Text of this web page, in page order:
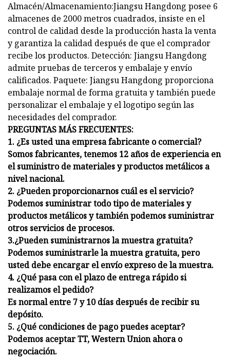
Almacén/Almacenamiento:Jiangsu Hangdong posee 6
almacenes de 2000 metros cuadrados, insiste en el
control de calidad desde la producción hasta la venta
y garantiza la calidad después de que el comprador
recibe los productos. Detección: Jiangsu Hangdong
admite pruebas de terceros y embalaje y envío
calificados. Paquete: Jiangsu Hangdong proporciona
embalaje normal de forma gratuita y también puede
personalizar el embalaje y el logotipo según las
necesidades del comprador.
PREGUNTAS MÁS FRECUENTES:
1. ¿Es usted una empresa fabricante o comercial?
Somos fabricantes, tenemos 12 años de experiencia en
el suministro de materiales y productos metálicos a
nivel nacional.
2. ¿Pueden proporcionarnos cuál es el servicio?
Podemos suministrar todo tipo de materiales y
productos metálicos y también podemos suministrar
otros servicios de procesos.
3.¿Pueden suministrarnos la muestra gratuita?
Podemos suministrarle la muestra gratuita, pero
usted debe encargar el envío expreso de la muestra.
4. ¿Qué pasa con el plazo de entrega rápido si
realizamos el pedido?
Es normal entre 7 y 10 días después de recibir su
depósito.
5. ¿Qué condiciones de pago puedes aceptar?
Podemos aceptar TT, Western Union ahora o
negociación.